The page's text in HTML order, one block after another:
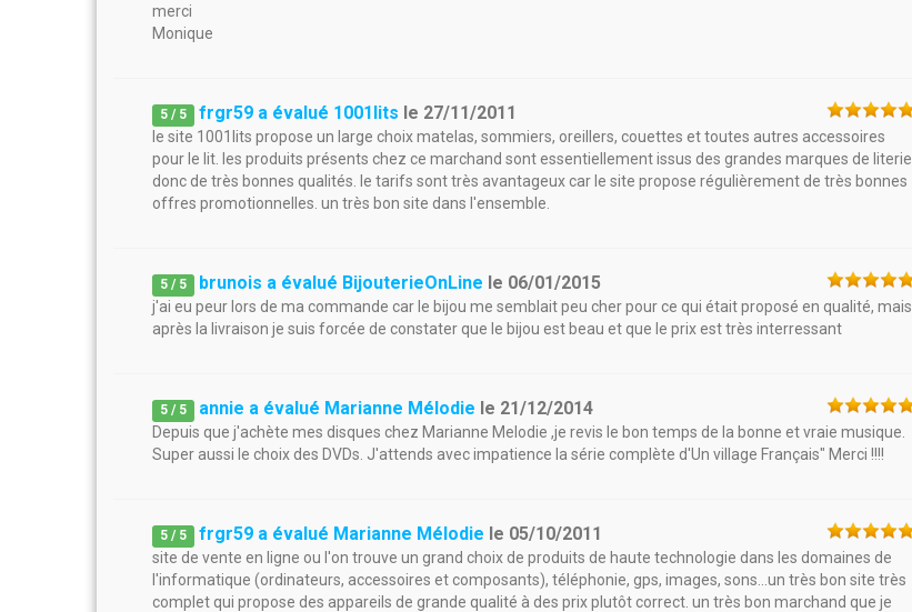
merci
Monique
5 / 5 frgr59 a évalué 1001lits le 27/11/2011
le site 1001lits propose un large choix matelas, sommiers, oreillers, couettes et toutes autres accessoires
pour le lit. les produits présents chez ce marchand sont essentiellement issus des grandes marques de literie
donc de très bonnes qualités. le tarifs sont très avantageux car le site propose régulièrement de très bonnes
offres promotionnelles. un très bon site dans l'ensemble.
5 / 5 brunois a évalué BijouterieOnLine le 06/01/2015
j'ai eu peur lors de ma commande car le bijou me semblait peu cher pour ce qui était proposé en qualité, mais
après la livraison je suis forcée de constater que le bijou est beau et que le prix est très interressant
5 / 5 annie a évalué Marianne Mélodie le 21/12/2014
Depuis que j'achète mes disques chez Marianne Melodie ,je revis le bon temps de la bonne et vraie musique.
Super aussi le choix des DVDs. J'attends avec impatience la série complète d'Un village Français" Merci !!!!
5 / 5 frgr59 a évalué Marianne Mélodie le 05/10/2011
site de vente en ligne ou l'on trouve un grand choix de produits de haute technologie dans les domaines de
l'informatique (ordinateurs, accessoires et composants), téléphonie, gps, images, sons...un très bon site très
complet qui propose des appareils de grande qualité à des prix plutôt correct. un très bon marchand que je